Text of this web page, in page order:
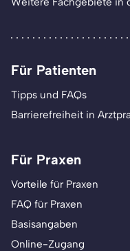
Für Patienten
Tipps und FAQs
Barrierefreiheit in
Für Praxen
Vorteile für Praxen
FAQ für Praxen
Basisangaben
Online-Zugang